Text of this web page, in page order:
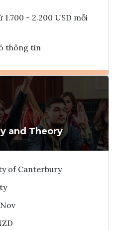
1.700 - 2.200 USD mỗi
thông tin
Ghi danh
Tham vấn Interlink
and Theory
of Canterbury